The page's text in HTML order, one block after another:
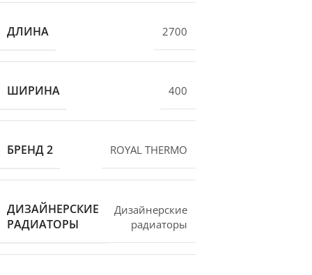
ДЛИНА 2700
ШИРИНА 400
БРЕНД 2 ROYAL THERMO
ДИЗАЙНЕРСКИЕ
РАДИАТОРЫ
Дизайнерские
радиаторы